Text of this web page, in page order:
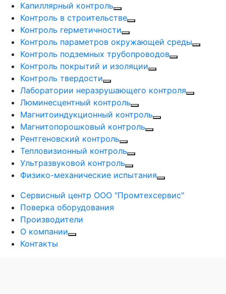
Капиллярный контроль
Контроль в строительстве
Контроль герметичности
Контроль параметров окружающей среды
Контроль подземных трубопроводов
Контроль покрытий и изоляции
Контроль твердости
Лаборатории неразрушающего контроля
Люминесцентный контроль
Магнитоиндукционный контроль
Магнитопорошковый контроль
Рентгеновский контроль
Тепловизионный контроль
Ультразвуковой контроль
Физико-механические испытания
Сервисный центр ООО "Промтехсервис"
Поверка оборудования
Производители
О компании
Контакты